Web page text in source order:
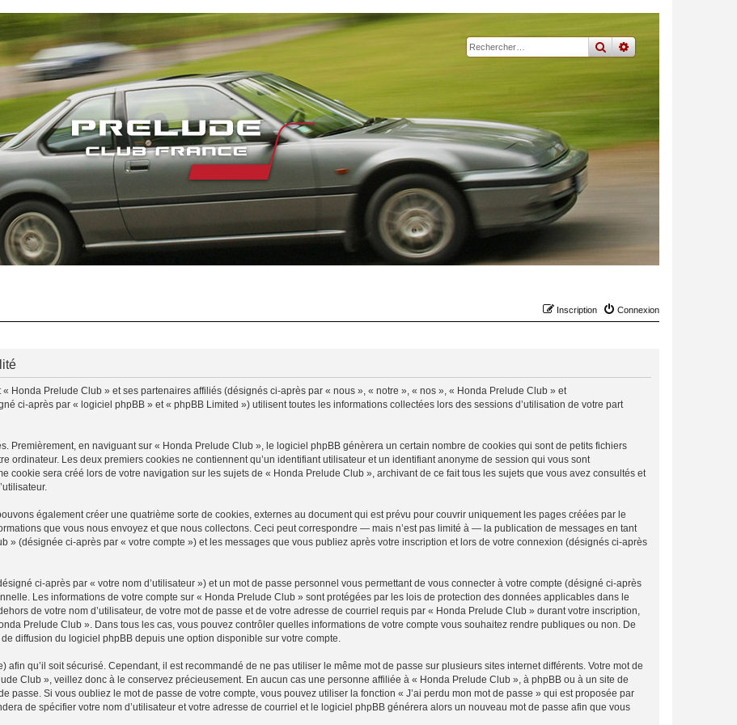
rechercher
recherche
Connexion
Inscription
Honda Prelude Club » et ses partenaires affiliés (désignés ci-après par « nous », « notre », « nos », « Honda Prelude Club » et
ci-après par « logiciel phpBB » et « phpBB Limited ») utilisent toutes les informations collectées lors des sessions d’utilisation de votre part
Premièrement, en naviguant sur « Honda Prelude Club », le logiciel phpBB génèrera un certain nombre de cookies qui sont de petits fichiers
ordinateur. Les deux premiers cookies ne contiennent qu’un identifiant utilisateur et un identifiant anonyme de session qui vous sont
cookie sera créé lors de votre navigation sur les sujets de « Honda Prelude Club », archivant de ce fait tous les sujets que vous avez consultés et
également créer une quatrième sorte de cookies, externes au document qui est prévu pour couvrir uniquement les pages créées par le
que vous nous envoyez et que nous collectons. Ceci peut correspondre — mais n’est pas limité à — la publication de messages en tant
» (désignée ci-après par « votre compte ») et les messages que vous publiez après votre inscription et lors de votre connexion (désignés ci-après
ci-après par « votre nom d’utilisateur ») et un mot de passe personnel vous permettant de vous connecter à votre compte (désigné ci-après
Les informations de votre compte sur « Honda Prelude Club » sont protégées par les lois de protection des données applicables dans le
de votre nom d’utilisateur, de votre mot de passe et de votre adresse de courriel requis par « Honda Prelude Club » durant votre inscription,
Prelude Club ». Dans tous les cas, vous pouvez contrôler quelles informations de votre compte vous souhaitez rendre publiques ou non. De
diffusion du logiciel phpBB depuis une option disponible sur votre compte.
afin qu’il soit sécurisé. Cependant, il est recommandé de ne pas utiliser le même mot de passe sur plusieurs sites internet différents. Votre mot de
Club », veillez donc à le conservez précieusement. En aucun cas une personne affiliée à « Honda Prelude Club », à phpBB ou à un site de
passe. Si vous oubliez le mot de passe de votre compte, vous pouvez utiliser la fonction « J’ai perdu mon mot de passe » qui est proposée par
de spécifier votre nom d’utilisateur et votre adresse de courriel et le logiciel phpBB générera alors un nouveau mot de passe afin que vous